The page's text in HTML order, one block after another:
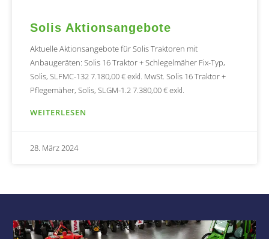
Solis Aktionsangebote
Aktuelle Aktionsangebote für Solis Traktoren mit
Anbaugeräten: Solis 16 Traktor + Schlegelmäher Fix-Typ,
Solis, SLFMC-132 7.180,00 € exkl. MwSt. Solis 16 Traktor +
Pflegemäher, Solis, SLGM-1.2 7.380,00 € exkl.
WEITERLESEN
28. März 2024